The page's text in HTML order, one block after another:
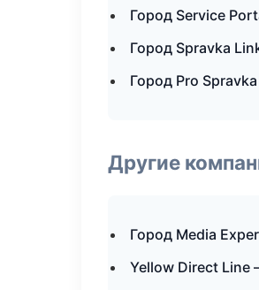
Город Service
Город Spravka
Город Pro
Другие
Город Media
Yellow Direct Line